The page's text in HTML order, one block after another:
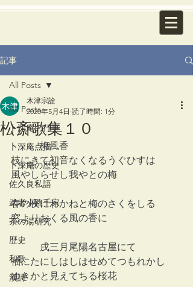
記事
All Posts
卜深庵の行事
卜深庵点描
卜深庵の歴史
佐久良私語
武者小路千家
茶の湯研究
歴史
和歌
漢詩
All Posts
松斎歌集１０
木津宗詮
2020年5月4日 読了時間: 1分
梅風香
枝にきて初音なくなるうぐひすは
風やしらせし我やとの梅
春の夜にわかねと梅のさくをしる
窓よりおくる風の香に
戌三月尾陽名古屋にて
袖にたにしはしはせめてつもれかし
ゆきかと見えてちる桜花